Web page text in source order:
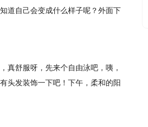
道自己会变成什么样子呢？外面下
真舒服呀，先来个自由泳吧，咦，
头发装饰一下吧！下午，柔和的阳